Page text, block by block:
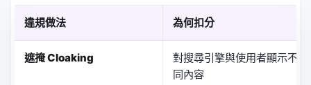
違規做法 為何扣分
遮掩 Cloaking
對搜尋引擎與使用者顯示不
同內容